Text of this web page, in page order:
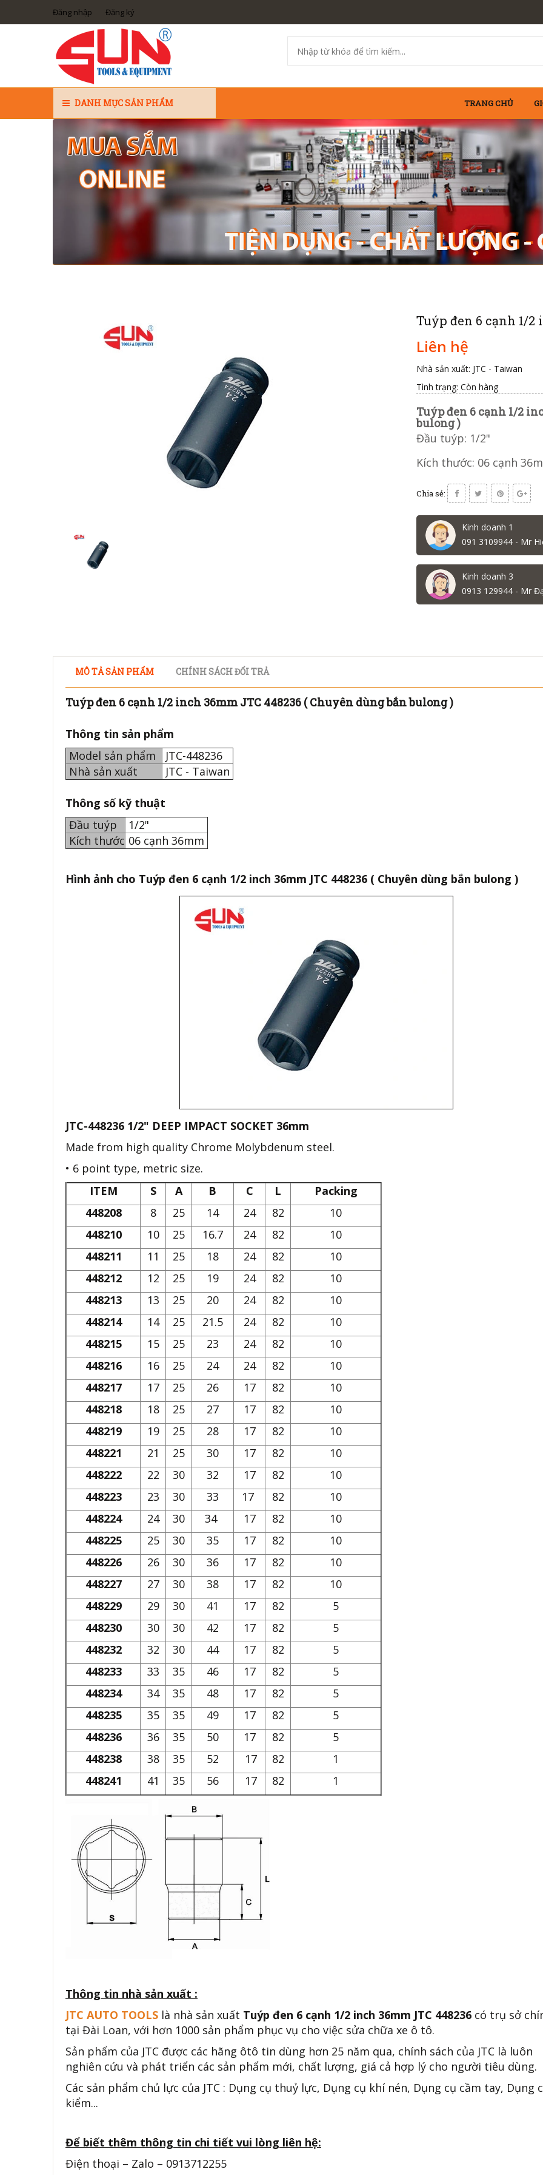
Đăng nhập Đăng ký
DANH MỤC SẢN PHẨM TRANG CHỦ
Tuýp đen 6 cạnh 1/2
Liên hệ
Nhà sản xuất: JTC - Taiwan
Tình trạng: Còn hàng
Tuýp đen 6 cạnh 1/2
bulong )
Đầu tuýp: 1/2"
Kích thước: 06 cạnh
Chia sẻ:
Kinh doanh 1
091 3109944 - Mr
Kinh doanh 3
0913 129944 - Mr
MÔ TẢ SẢN PHẨM CHÍNH SÁCH ĐỔI TRẢ
Tuýp đen 6 cạnh 1/2 inch 36mm JTC 448236 ( Chuyên dùng bắn bulong )
Thông tin sản phẩm
Model sản phẩm
JTC-448236
Nhà sản xuất
JTC - Taiwan
Thông số kỹ thuật
Đầu tuýp
1/2"
Kích thước 06 cạnh 36mm
Hình ảnh cho Tuýp đen 6 cạnh 1/2 inch 36mm JTC 448236 ( Chuyên dùng bắn bulong )
JTC-448236 1/2" DEEP IMPACT SOCKET 36mm
Made from high quality Chrome Molybdenum steel.
• 6 point type, metric size.
ITEM
S A B C L
Packing
448208
8 25 14 24 82
10
448210
10 25 16.7 24 82
10
448211
11 25 18 24 82
10
448212
12 25 19 24 82
10
448213
13 25 20 24 82
10
448214
14 25 21.5 24 82
10
448215
15 25 23 24 82
10
448216
16 25 24 24 82
10
448217
17 25 26 17 82
10
448218
18 25 27 17 82
10
448219
19 25 28 17 82
10
448221
21 25 30 17 82
10
448222
22 30 32 17 82
10
448223
23 30 33 17 82
10
448224
24 30 34 17 82
10
448225
25 30 35 17 82
10
448226
26 30 36 17 82
10
448227
27 30 38 17 82
10
448229
29 30 41 17 82
5
448230
30 30 42 17 82
5
448232
32 30 44 17 82
5
448233
33 35 46 17 82
5
448234
34 35 48 17 82
5
448235
35 35 49 17 82
5
448236
36 35 50 17 82
5
448238
38 35 52 17 82
1
448241
41 35 56 17 82 1
Thông tin nhà sản xuất :
JTC AUTO TOOLS là nhà sản xuất Tuýp đen 6 cạnh 1/2 inch 36mm JTC 448236 có trụ sở
tại Đài Loan, với hơn 1000 sản phẩm phục vụ cho việc sửa chữa xe ô tô.
Sản phẩm của JTC được các hãng ôtô tin dùng hơn 25 năm qua, chính sách của JTC là luôn
nghiên cứu và phát triển các sản phẩm mới, chất lượng, giá cả hợp lý cho người tiêu dùng.
Các sản phẩm chủ lực của JTC : Dụng cụ thuỷ lực, Dụng cụ khí nén, Dụng cụ cầm tay, Dụng
kiểm...
Để biết thêm thông tin chi tiết vui lòng liên hệ:
Điện thoại – Zalo – 0913712255